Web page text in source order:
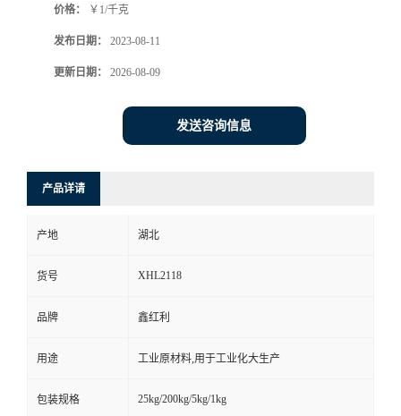
价格： ￥1/千克
发布日期： 2023-08-11
更新日期： 2026-08-09
发送咨询信息
产品详请
产地 湖北
货号 XHL2118
品牌 鑫红利
用途 工业原材料,用于工业化大生产
包装规格 25kg/200kg/5kg/1kg